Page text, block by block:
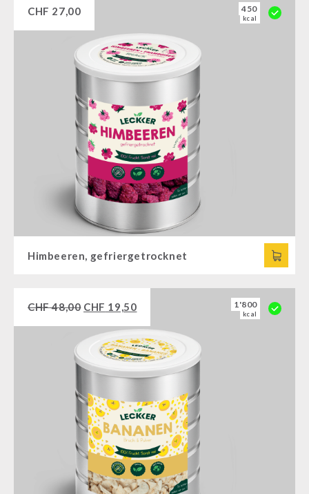
CHF 27,00 450
kcal
Himbeeren, gefriergetrocknet
CHF48,00 CHF 19,50 1'800
kcal